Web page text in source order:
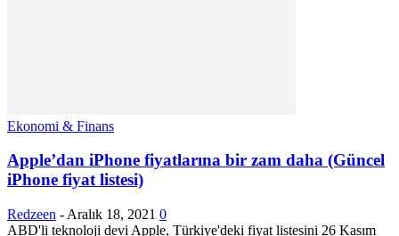
Ekonomi & Finans
Apple’dan iPhone fiyatlarına bir zam daha (Güncel
iPhone fiyat listesi)
Redzeen - Aralık 18, 2021 0
ABD'li teknoloji devi Apple, Türkiye'deki fiyat listesini 26 Kasım